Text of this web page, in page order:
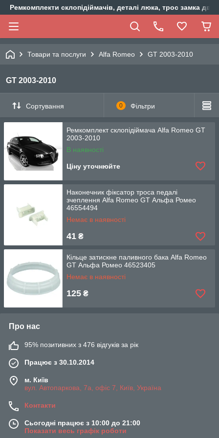
Ремкомплекти склопідіймачів, деталі люка, трос замка
Товари та послуги Alfa Romeo GT 2003-2010
GT 2003-2010
Сортування 0 Фільтри
Ремкомплект склопідіймача Alfa Romeo GT
2003-2010
В наявності
Ціну уточнюйте
Наконечник фіксатор троса педалі
зчеплення Alfa Romeo GT Альфа Ромео
46554494
Немає в наявності
41 ₴
Кільце затискне паливного бака Alfa Romeo
GT Альфа Ромео 46523405
Немає в наявності
125 ₴
Про нас
95% позитивних з 476 відгуків за рік
Працює з 30.10.2014
м. Київ
вул. Автопаркова, 7а, офіс 7, Київ, Україна
Контакти
Сьогодні працює з 10:00 до 21:00
Показати весь графік роботи